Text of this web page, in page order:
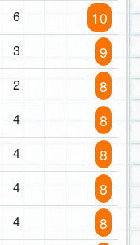
6 10
3 9
2 8
4 8
4 8
4 8
4 8